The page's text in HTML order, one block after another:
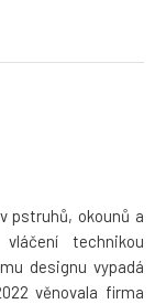
pstruhů, okounů a
technikou
designu vypadá
věnovala firma